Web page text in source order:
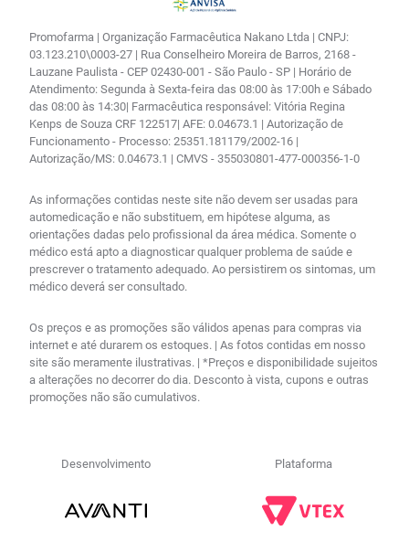
Promofarma | Organização Farmacêutica Nakano Ltda | CNPJ:
03.123.210\0003-27 | Rua Conselheiro Moreira de Barros, 2168 -
Lauzane Paulista - CEP 02430-001 - São Paulo - SP | Horário de
Atendimento: Segunda à Sexta-feira das 08:00 às 17:00h e Sábado
das 08:00 às 14:30| Farmacêutica responsável: Vitória Regina
Kenps de Souza CRF 122517| AFE: 0.04673.1 | Autorização de
Funcionamento - Processo: 25351.181179/2002-16 |
Autorização/MS: 0.04673.1 | CMVS - 355030801-477-000356-1-0
As informações contidas neste site não devem ser usadas para
automedicação e não substituem, em hipótese alguma, as
orientações dadas pelo profissional da área médica. Somente o
médico está apto a diagnosticar qualquer problema de saúde e
prescrever o tratamento adequado. Ao persistirem os sintomas, um
médico deverá ser consultado.
Os preços e as promoções são válidos apenas para compras via
internet e até durarem os estoques. | As fotos contidas em nosso
site são meramente ilustrativas. | *Preços e disponibilidade sujeitos
a alterações no decorrer do dia. Desconto à vista, cupons e outras
promoções não são cumulativos.
Desenvolvimento Plataforma